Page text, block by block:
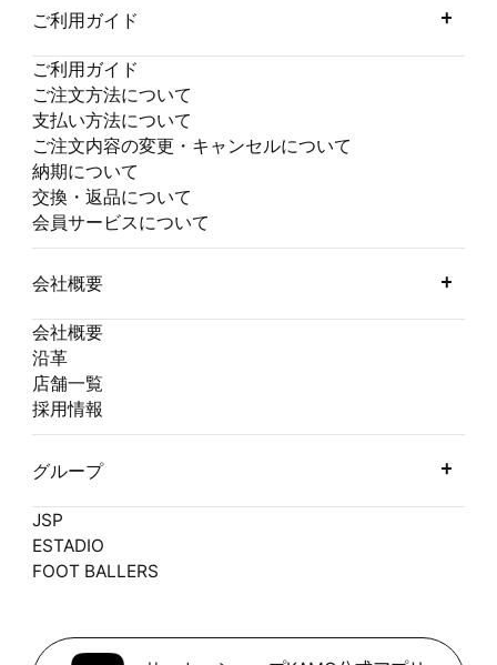
ご利用ガイド
ご利用ガイド
ご注文方法について
支払い方法について
ご注文内容の変更・キャンセルについて
納期について
交換・返品について
会員サービスについて
会社概要
会社概要
沿革
店舗一覧
採用情報
グループ
JSP
ESTADIO
FOOT BALLERS